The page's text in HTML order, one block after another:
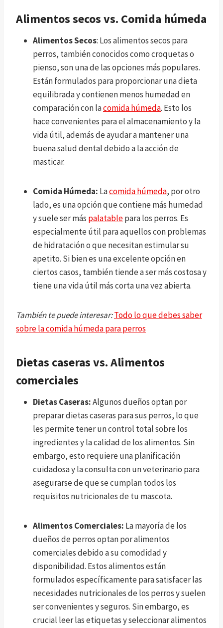
Alimentos secos vs. Comida húmeda
Alimentos Secos: Los alimentos secos para
perros, también conocidos como croquetas o
pienso, son una de las opciones más populares.
Están formulados para proporcionar una dieta
equilibrada y contienen menos humedad en
comparación con lacomida húmeda. Esto los
hace convenientes para el almacenamiento y la
vida útil, además de ayudar a mantener una
buena salud dental debido a la acción de
masticar.
Comida Húmeda: Lacomida húmeda, por otro
lado, es una opción que contiene más humedad
y suele ser más palatablepara los perros. Es
especialmente útil para aquellos con problemas
de hidratación o que necesitan estimular su
apetito. Si bien es una excelente opción en
ciertos casos, también tiende a ser más costosa y
tiene una vida útil más corta una vez abierta.
También te puede interesar:Todo lo que debes saber
sobre la comida húmeda para perros
Dietas caseras vs. Alimentos
comerciales
Dietas Caseras:Algunos dueños optan por
preparar dietas caseras para sus perros, lo que
les permite tener un control total sobre los
ingredientes y la calidad de los alimentos. Sin
embargo, esto requiere una planificación
cuidadosa y la consulta con un veterinario para
asegurarse de que se cumplan todos los
requisitos nutricionales de tu mascota.
Alimentos Comerciales: La mayoría de los
dueños de perros optan por alimentos
comerciales debido a su comodidad y
disponibilidad. Estos alimentos están
formulados específicamente para satisfacer las
necesidades nutricionales de los perros y suelen
ser convenientes y seguros. Sin embargo, es
crucial leer las etiquetas y seleccionar alimentos